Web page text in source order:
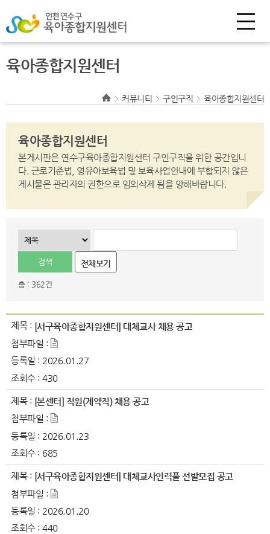
육아종합지원센터
커뮤니티 구인구직 육아종합지원센터
육아종합지원센터
본게시판은 연수구육아종합지원센터 구인구직을 위한 공간입니
다. 근로기준법, 영유아보육법 및 보육사업안내에 부합되지 않은
게시물은 관리자의 권한으로 임의삭제 됨을 양해바랍니다.
전체보기
총 : 362건
제목 : [서구육아종합지원센터] 대체교사 채용 공고
첨부파일 :
등록일 : 2026.01.27
조회수 :430
제목 : [본센터] 직원(계약직) 채용 공고
첨부파일 :
등록일 : 2026.01.23
조회수 : 685
제목 : [서구육아종합지원센터] 대체교사인력풀 선발모집 공고
첨부파일 :
등록일 : 2026.01.20
조회수 :440